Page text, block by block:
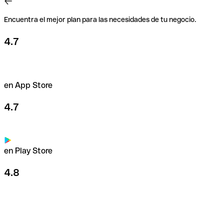
Encuentra el mejor plan para las necesidades de tu negocio.
4.7
en App Store
4.7
en Play Store
4.8